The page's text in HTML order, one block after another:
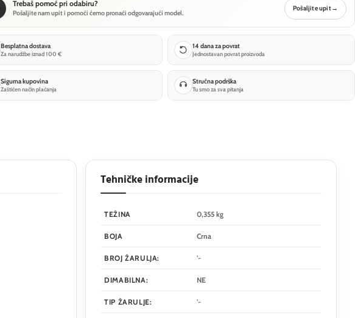
Trebaš pomoć pri odabiru?
Pošaljite nam upit i pomoći ćemo pronaći odgovarajući model.
Pošaljite upit→
Besplatna dostava
Za narudžbe iznad 100 €
14 dana za povrat
Jednostavan povrat proizvoda
Sigurna kupovina
Zaštićen način plaćanja
Stručna podrška
Tu smo za sva pitanja
Tehničke informacije
TEŽINA 0,355 kg
BOJA Crna
BROJ ŽARULJA: '-
DIMABILNA: NE
TIP ŽARULJE: '-